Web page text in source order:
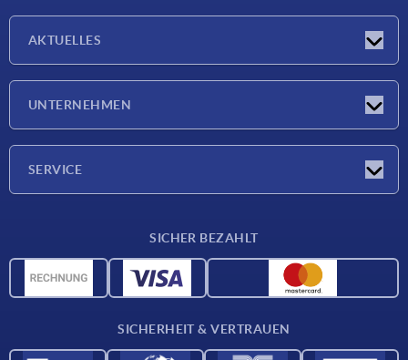
AKTUELLES
UNTERNEHMEN
SERVICE
CAD-Daten
SICHER BEZAHLT
SICHERHEIT & VERTRAUEN